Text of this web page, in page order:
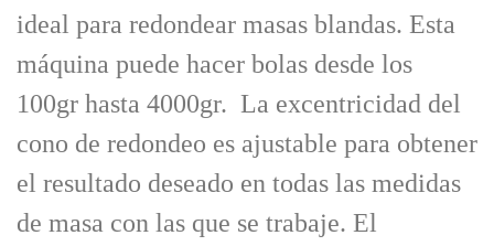
ideal para redondear masas blandas. Esta
máquina puede hacer bolas desde los
100gr hasta 4000gr. La excentricidad del
cono de redondeo es ajustable para obtener
el resultado deseado en todas las medidas
de masa con las que se trabaje. El